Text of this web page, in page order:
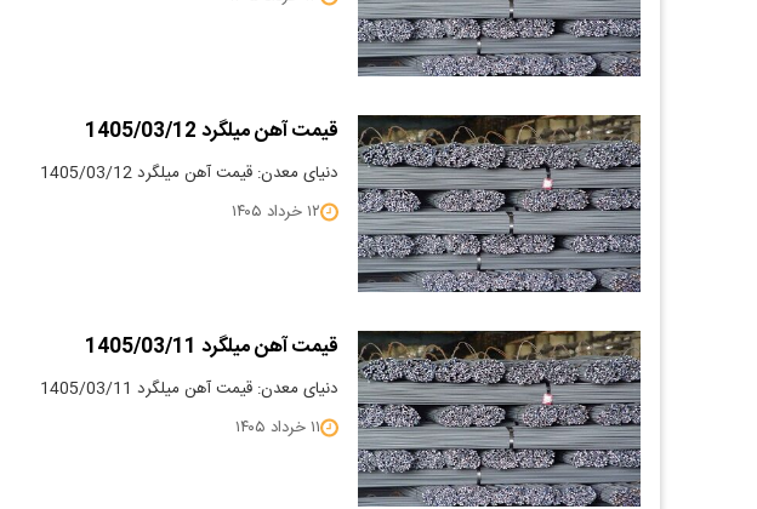
قیمت آهن میلگرد 1405/03/12
دنیای معدن: قیمت آهن میلگرد 1405/03/12
۱۲ خرداد ۱۴۰۵
قیمت آهن میلگرد 1405/03/11
دنیای معدن: قیمت آهن میلگرد 1405/03/11
۱۱ خرداد ۱۴۰۵